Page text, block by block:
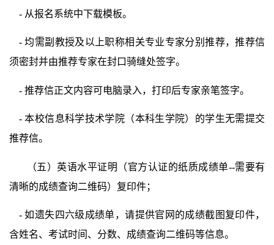
- 从报名系统中下载模板。
-均需副教授及以上职称相关专业专家分别推荐，推荐信
须密封并由推荐专家在封口骑缝处签字。
- 推荐信正文内容可电脑录入，打印后专家亲笔签字。
-本校信息科学技术学院（本科生学院）的学生无需提交
推荐信。
（五）英语水平证明（官方认证的纸质成绩单--需要有
清晰的成绩查询二维码）复印件；
-如遗失四六级成绩单，请提供官网的成绩截图复印件，
含姓名、考试时间、分数、成绩查询二维码等信息。